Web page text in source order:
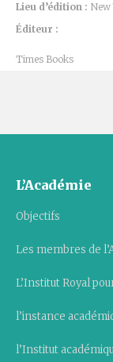
Lieu d’édition : New
Éditeur :
Times Books
L’Académie
Objectifs
Les membres de
L’Institut Royal
l’instance
l’Institut